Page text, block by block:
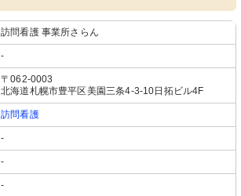
訪問看護 事業所さらん
-
〒062-0003
北海道札幌市豊平区美園三条4-3-10日拓ビル4F
訪問看護
-
-
-